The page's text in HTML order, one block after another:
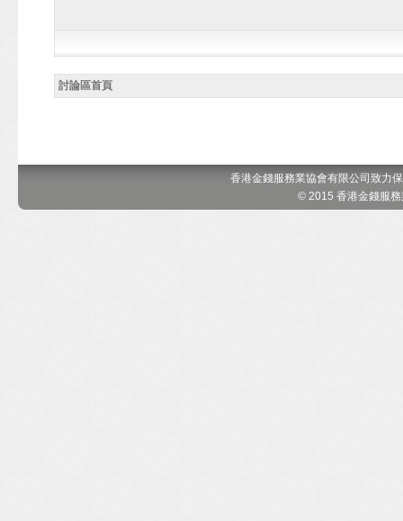
討論區首頁
香港金錢服務業協會有限公司致力
© 2015 香港金錢服